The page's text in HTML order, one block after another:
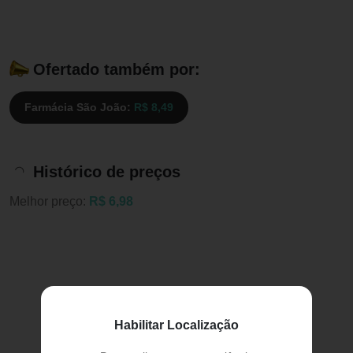
Habilitar Localização
Ofertado também por:
Farmácia São João: R$ 8,49
Histórico de preços
Melhor preço: R$ 6,98